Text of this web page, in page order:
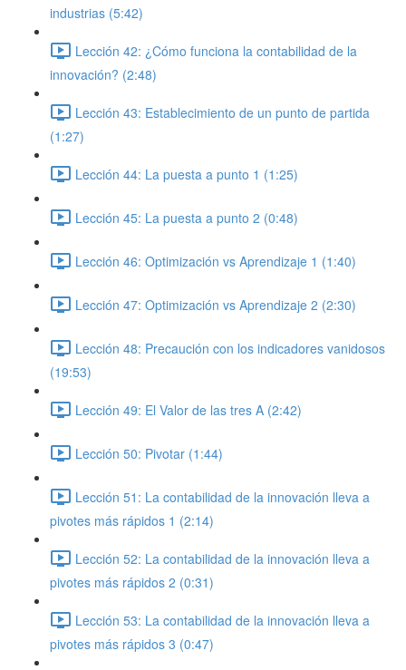
industrias (5:42)
Lección 42: ¿Cómo funciona la contabilidad de la
innovación? (2:48)
Lección 43: Establecimiento de un punto de partida
(1:27)
Lección 44: La puesta a punto 1 (1:25)
Lección 45: La puesta a punto 2 (0:48)
Lección 46: Optimización vs Aprendizaje 1 (1:40)
Lección 47: Optimización vs Aprendizaje 2 (2:30)
Lección 48: Precaución con los indicadores vanidosos
(19:53)
Lección 49: El Valor de las tres A (2:42)
Lección 50: Pivotar (1:44)
Lección 51: La contabilidad de la innovación lleva a
pivotes más rápidos 1 (2:14)
Lección 52: La contabilidad de la innovación lleva a
pivotes más rápidos 2 (0:31)
Lección 53: La contabilidad de la innovación lleva a
pivotes más rápidos 3 (0:47)